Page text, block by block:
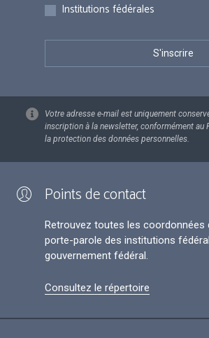
Institutions fédérales
Votre adresse e-mail est uniquement
inscription à la newsletter, conformément au
la protection des données personnelles.
Points de contact
Retrouvez toutes les coordonnées
porte-parole des institutions
gouvernement fédéral.
Consultez le répertoire